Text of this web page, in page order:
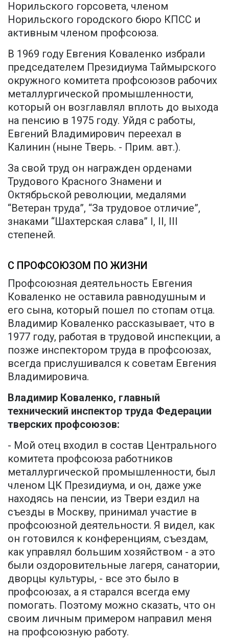
Норильского горсовета, членом
Норильского городского бюро КПСС и
активным членом профсоюза.
В 1969 году Евгения Коваленко избрали
председателем Президиума Таймырского
окружного комитета профсоюзов рабочих
металлургической промышленности,
который он возглавлял вплоть до выхода
на пенсию в 1975 году. Уйдя с работы,
Евгений Владимирович переехал в
Калинин (ныне Тверь. - Прим. авт.).
За свой труд он награжден орденами
Трудового Красного Знамени и
Октябрьской революции, медалями
“Ветеран труда”, “За трудовое отличие”,
знаками “Шахтерская слава” I, II, III
степеней.
С ПРОФСОЮЗОМ ПО ЖИЗНИ
Профсоюзная деятельность Евгения
Коваленко не оставила равнодушным и
его сына, который пошел по стопам отца.
Владимир Коваленко рассказывает, что в
1977 году, работая в трудовой инспекции, а
позже инспектором труда в профсоюзах,
всегда прислушивался к советам Евгения
Владимировича.
Владимир Коваленко, главный
технический инспектор труда Федерации
тверских профсоюзов:
- Мой отец входил в состав Центрального
комитета профсоюза работников
металлургической промышленности, был
членом ЦК Президиума, и он, даже уже
находясь на пенсии, из Твери ездил на
съезды в Москву, принимал участие в
профсоюзной деятельности. Я видел, как
он готовился к конференциям, съездам,
как управлял большим хозяйством - а это
были оздоровительные лагеря, санатории,
дворцы культуры, - все это было в
профсоюзах, а я старался всегда ему
помогать. Поэтому можно сказать, что он
своим личным примером направил меня
на профсоюзную работу.